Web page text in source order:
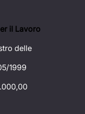
il Lavoro
delle
1999